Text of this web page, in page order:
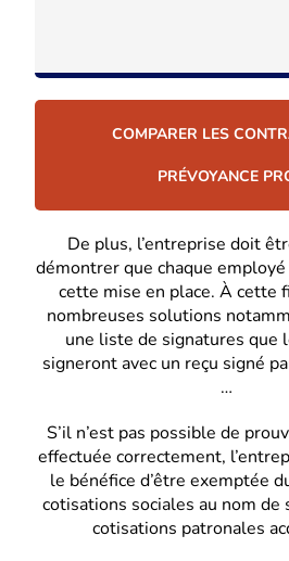
COMPARER LES
PRÉVOYANCE
De plus, l’entreprise doit
démontrer que chaque
cette mise en place. À cette
nombreuses solutions
une liste de signatures que
signeront avec un reçu signé
…
S’il n’est pas possible de
effectuée correctement,
le bénéfice d’être exemptée
cotisations sociales au nom de
cotisations patronales